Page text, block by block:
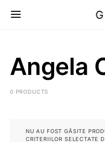
Angela
0 PRODUCTS
NU AU FOST GĂSITE
CRITERIILOR SELECTATE